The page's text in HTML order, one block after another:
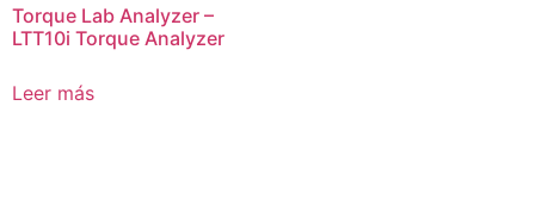
Torque Lab Analyzer –
LTT10i Torque Analyzer
Leer más